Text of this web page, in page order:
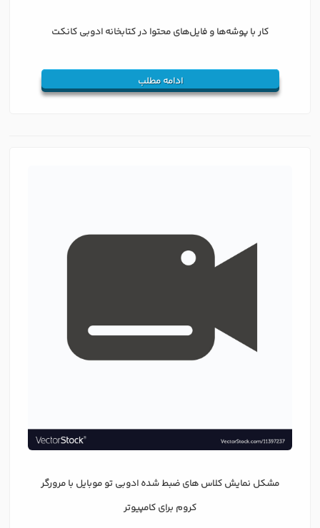
کار با پوشه‌ها و فایل‌های محتوا در کتابخانه ادوبی کانکت
ادامه مطلب
مشکل نمایش کلاس های ضبط شده ادوبی تو موبایل با مرورگر
کروم برای کامپیوتر